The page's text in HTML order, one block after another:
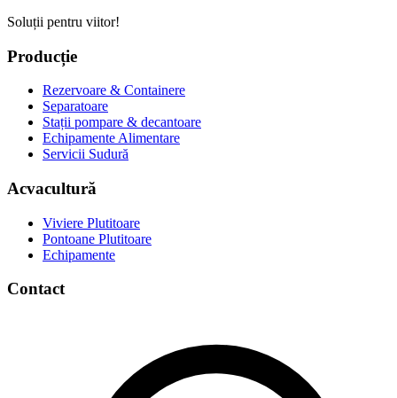
Soluții pentru viitor!
Producție
Rezervoare & Containere
Separatoare
Stații pompare & decantoare
Echipamente Alimentare
Servicii Sudură
Acvacultură
Viviere Plutitoare
Pontoane Plutitoare
Echipamente
Contact